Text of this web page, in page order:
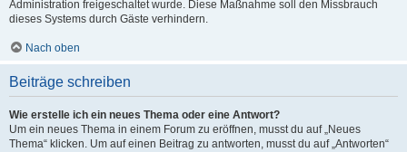
Administration freigeschaltet wurde. Diese Maßnahme soll den Missbrauch
dieses Systems durch Gäste verhindern.
Nach oben
Beiträge schreiben
Wie erstelle ich ein neues Thema oder eine Antwort?
Um ein neues Thema in einem Forum zu eröffnen, musst du auf „Neues
Thema“ klicken. Um auf einen Beitrag zu antworten, musst du auf „Antworten“